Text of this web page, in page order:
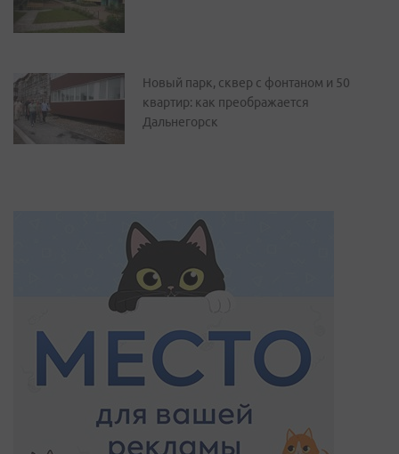
Новый парк, сквер с фонтаном и 50
квартир: как преображается
Дальнегорск